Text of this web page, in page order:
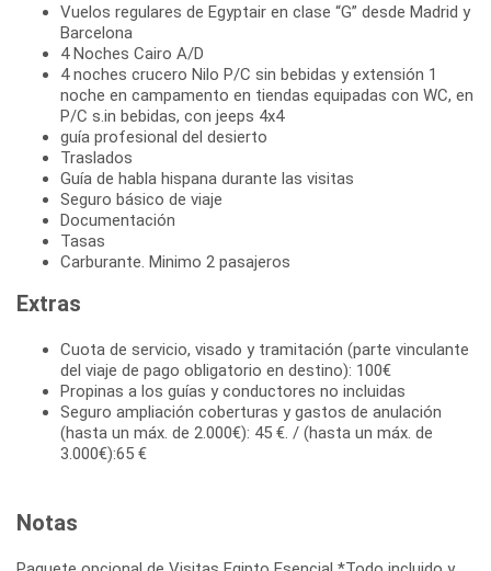
Vuelos regulares de Egyptair en clase “G” desde Madrid y
Barcelona
4 Noches Cairo A/D
4 noches crucero Nilo P/C sin bebidas y extensión 1
noche en campamento en tiendas equipadas con WC, en
P/C s.in bebidas, con jeeps 4x4
guía profesional del desierto
Traslados
Guía de habla hispana durante las visitas
Seguro básico de viaje
Documentación
Tasas
Carburante. Minimo 2 pasajeros
Extras
Cuota de servicio, visado y tramitación (parte vinculante
del viaje de pago obligatorio en destino): 100€
Propinas a los guías y conductores no incluidas
Seguro ampliación coberturas y gastos de anulación
(hasta un máx. de 2.000€): 45 €. / (hasta un máx. de
3.000€):65 €
Notas